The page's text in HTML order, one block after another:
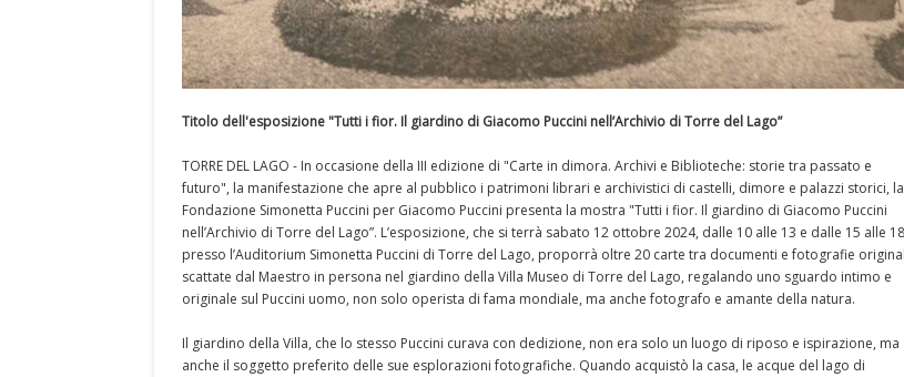
Titolo dell'esposizione "Tutti i fior. Il giardino di Giacomo Puccini nell’Archivio di Torre del Lago”
TORRE DEL LAGO - In occasione della III edizione di "Carte in dimora. Archivi e Biblioteche: storie tra passato e
futuro", la manifestazione che apre al pubblico i patrimoni librari e archivistici di castelli, dimore e palazzi storici, la
Fondazione Simonetta Puccini per Giacomo Puccini presenta la mostra "Tutti i fior. Il giardino di Giacomo Puccini
nell’Archivio di Torre del Lago”. L’esposizione, che si terrà sabato 12 ottobre 2024, dalle 10 alle 13 e dalle 15 alle
presso l’Auditorium Simonetta Puccini di Torre del Lago, proporrà oltre 20 carte tra documenti e fotografie
scattate dal Maestro in persona nel giardino della Villa Museo di Torre del Lago, regalando uno sguardo intimo e
originale sul Puccini uomo, non solo operista di fama mondiale, ma anche fotografo e amante della natura.
Il giardino della Villa, che lo stesso Puccini curava con dedizione, non era solo un luogo di riposo e ispirazione, ma
anche il soggetto preferito delle sue esplorazioni fotografiche. Quando acquistò la casa, le acque del lago di